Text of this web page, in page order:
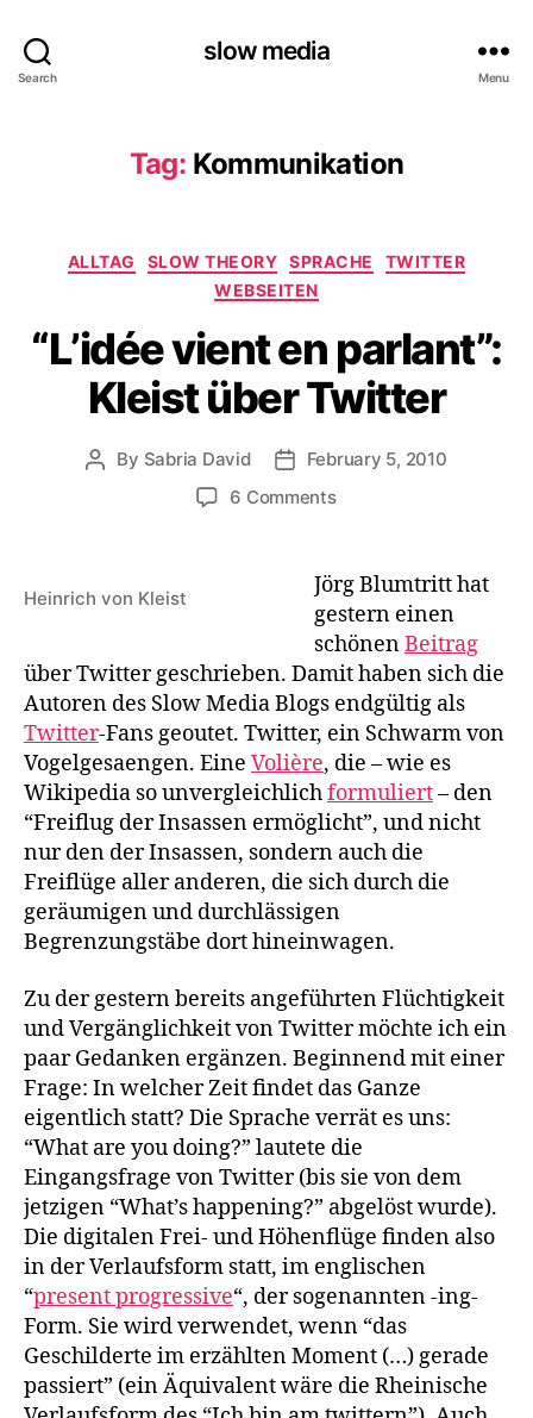
Search
slow media
Menu
Tag: Kommunikation
Categories
ALLTAG SLOW THEORY SPRACHE
TWITTER
WEBSEITEN
“L’idée vient en parlant”:
Kleist über Twitter
Post
By Sabria David
Post
date
February 5, 2010
6 Commentson
en
parlant”:
Kleist
über
Twitter
Heinrich von Kleist
Jörg Blumtritt hat
gestern einen
schönenBeitrag
über Twitter geschrieben. Damit haben sich die
Autoren des Slow Media Blogs endgültig als
Twitter-Fans geoutet. Twitter, ein Schwarm von
Vogelgesaengen. Eine Volière, die – wie es
Wikipedia so unvergleichlichformuliert– den
“Freiflug der Insassen ermöglicht”, und nicht
nur den der Insassen, sondern auch die
Freiflüge aller anderen, die sich durch die
geräumigen und durchlässigen
Begrenzungstäbe dort hineinwagen.
Zu der gestern bereits angeführten Flüchtigkeit
und Vergänglichkeit von Twitter möchte ich ein
paar Gedanken ergänzen. Beginnend mit einer
Frage: In welcher Zeit findet das Ganze
eigentlich statt? Die Sprache verrät es uns:
“What are you doing?” lautete die
Eingangsfrage von Twitter (bis sie von dem
jetzigen “What’s happening?” abgelöst wurde).
Die digitalen Frei- und Höhenflüge finden also
in der Verlaufsform statt, im englischen
“present progressive“, der sogenannten -ing-
Form. Sie wird verwendet, wenn “das
Geschilderte im erzählten Moment (…) gerade
passiert” (ein Äquivalent wäre die Rheinische